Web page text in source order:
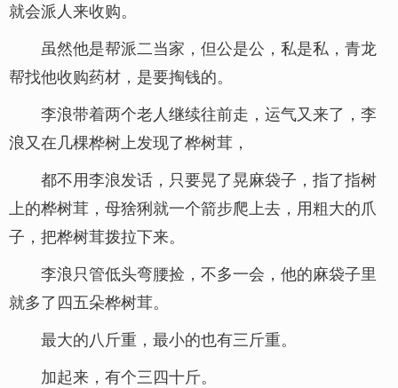
就会派人来收购。
虽然他是帮派二当家，但公是公，私是私，青龙
帮找他收购药材，是要掏钱的。
李浪带着两个老人继续往前走，运气又来了，李
浪又在几棵桦树上发现了桦树茸，
都不用李浪发话，只要晃了晃麻袋子，指了指树
上的桦树茸，母猞猁就一个箭步爬上去，用粗大的爪
子，把桦树茸拨拉下来。
李浪只管低头弯腰捡，不多一会，他的麻袋子里
就多了四五朵桦树茸。
最大的八斤重，最小的也有三斤重。
加起来，有个三四十斤。